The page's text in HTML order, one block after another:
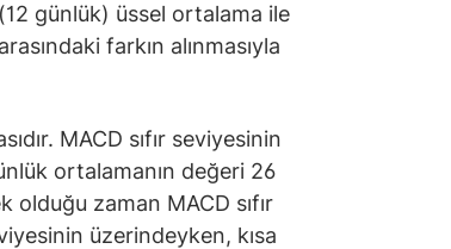
günlük) üssel ortalama ile
farkın alınmasıyla
MACD sıfır seviyesinin
ortalamanın değeri 26
olduğu zaman MACD sıfır
üzerindeyken, kısa